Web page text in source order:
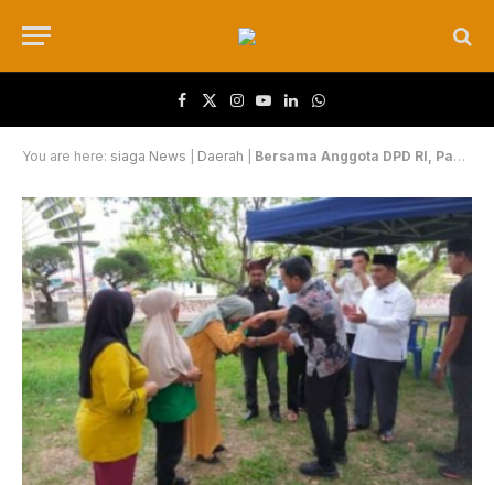
Facebook
X (Twitter)
Instagram
YouTube
LinkedInWhatsApp
You are here: siaga News Daerah Bersama Anggota DPD RI, Panitia Bazar di Bengkalis Berbagi Bingkisan Ramadan